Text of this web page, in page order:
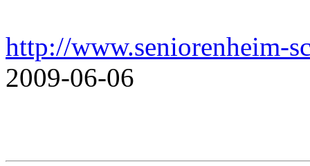
http://www.seniorenheim-
2009-06-06